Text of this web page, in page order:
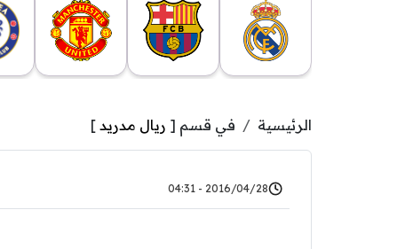
الرئيسية في قسم [ ريال مدريد ]
2016/04/28 - 04:31